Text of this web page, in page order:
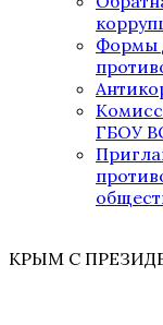
Формы
ГБОУ
КРЫМ С